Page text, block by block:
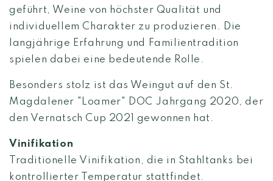
geführt, Weine von höchster Qualität und
individuellem Charakter zu produzieren. Die
langjährige Erfahrung und Familientradition
spielen dabei eine bedeutende Rolle.
Besonders stolz ist das Weingut auf den St.
Magdalener "Loamer" DOC Jahrgang 2020, der
den Vernatsch Cup 2021 gewonnen hat.
Vinifikation
Traditionelle Vinifikation, die in Stahltanks bei
kontrollierter Temperatur stattfindet.